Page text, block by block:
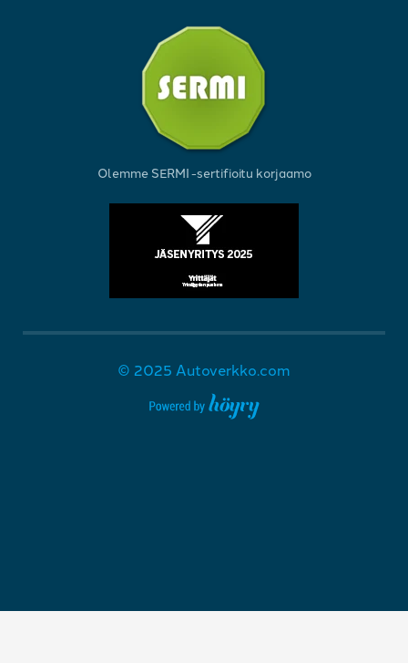
Olemme SERMI -sertifioitu korjaamo
© 2025 Autoverkko.com